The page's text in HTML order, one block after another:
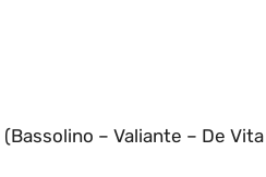
(Bassolino – Valiante – De